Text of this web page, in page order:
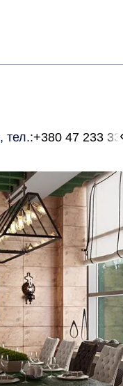
, тел.:+380 47 233 33